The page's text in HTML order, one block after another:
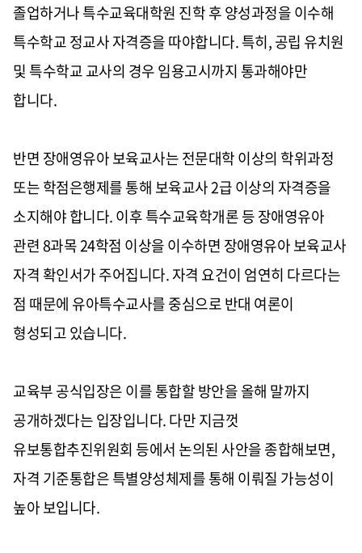
졸업하거나 특수교육대학원 진학 후 양성과정을 이수해
특수학교 정교사 자격증을 따야합니다. 특히, 공립 유치원
및 특수학교 교사의 경우 임용고시까지 통과해야만
합니다.
반면 장애영유아 보육교사는 전문대학 이상의 학위과정
또는 학점은행제를 통해 보육교사 2급 이상의 자격증을
소지해야 합니다. 이후 특수교육학개론 등 장애영유아
관련 8과목 24학점 이상을 이수하면 장애영유아 보육교사
자격 확인서가 주어집니다. 자격 요건이 엄연히 다르다는
점 때문에 유아특수교사를 중심으로 반대 여론이
형성되고 있습니다.
교육부 공식입장은 이를 통합할 방안을 올해 말까지
공개하겠다는 입장입니다. 다만 지금껏
유보통합추진위원회 등에서 논의된 사안을 종합해보면,
자격 기준통합은 특별양성체제를 통해 이뤄질 가능성이
높아 보입니다.